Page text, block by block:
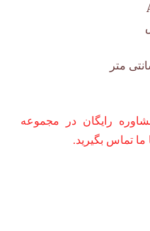
رایگان در مجموعه
ما تماس بگیرید.